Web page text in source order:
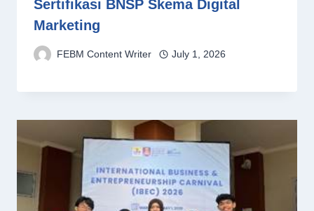
Sertifikasi BNSP Skema Digital
Marketing
FEBM Content Writer July 1, 2026